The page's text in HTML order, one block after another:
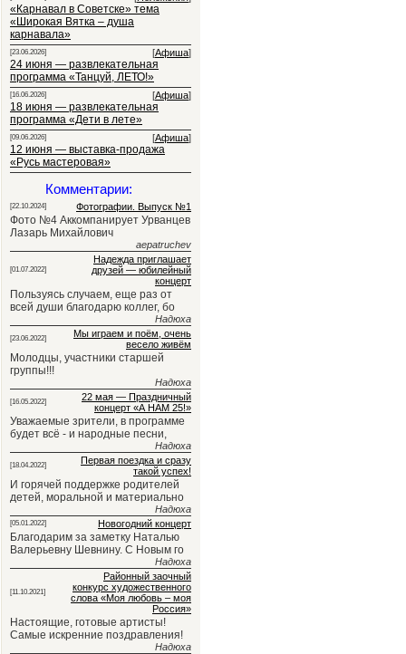
«Карнавал в Советске» тема
«Широкая Вятка – душа
карнавала»
[23.06.2026] [Афиша]
24 июня — развлекательная
программа «Танцуй, ЛЕТО!»
[16.06.2026] [Афиша]
18 июня — развлекательная
программа «Дети в лете»
[09.06.2026] [Афиша]
12 июня — выставка-продажа
«Русь мастеровая»
Комментарии:
[22.10.2024] Фотографии. Выпуск №1
Фото №4 Аккомпанирует Урванцев
Лазарь Михайлович
aepatruchev
[01.07.2022]
Надежда приглашает
друзей — юбилейный
концерт
Пользуясь случаем, еще раз от
всей души благодарю коллег, бо
Надюха
[23.06.2022]
Мы играем и поём, очень
весело живём
Молодцы, участники старшей
группы!!!
Надюха
[16.05.2022]
22 мая — Праздничный
концерт «А НАМ 25!»
Уважаемые зрители, в программе
будет всё - и народные песни,
Надюха
[18.04.2022]
Первая поездка и сразу
такой успех!
И горячей поддержке родителей
детей, моральной и материально
Надюха
[05.01.2022] Новогодний концерт
Благодарим за заметку Наталью
Валерьевну Шевнину. С Новым го
Надюха
[11.10.2021]
Районный заочный
конкурс художественного
слова «Моя любовь – моя
Россия»
Настоящие, готовые артисты!
Самые искренние поздравления!
Надюха